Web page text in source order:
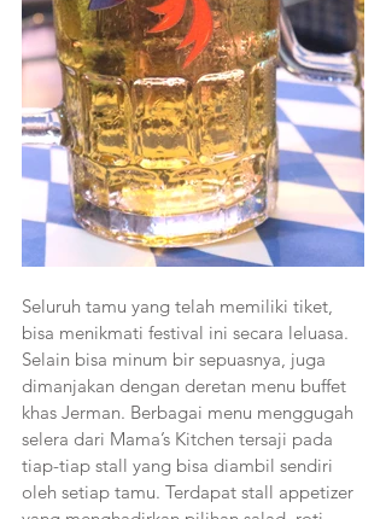
Seluruh tamu yang telah memiliki tiket,
bisa menikmati festival ini secara leluasa.
Selain bisa minum bir sepuasnya, juga
dimanjakan dengan deretan menu buffet
khas Jerman. Berbagai menu menggugah
selera dari Mama’s Kitchen tersaji pada
tiap-tiap stall yang bisa diambil sendiri
oleh setiap tamu. Terdapat stall appetizer